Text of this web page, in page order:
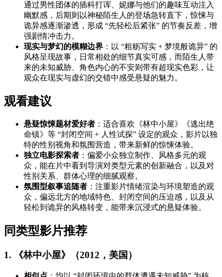
通过男性团体的插科打诨、妮娜与他们的趣味互动注入
幽默感，后期则以神秘陌生人的登场急转直下，惊悚与
诡异感逐渐渗透，形成 “先轻松后紧张” 的节奏反差，增
强剧情冲击力。
现实与梦幻的模糊边界 ：以 “粗粝写实 + 梦境般诡异” 的
风格呈现故事，日常相处的细节真实可感，而陌生人带
来的未知威胁、角色内心的不安则带有超现实色彩，让
观众在现实与虚幻的交错中感受悬疑的魅力。
观看建议
悬疑惊悚题材爱好者 ：适合喜欢《林中小屋》《逃出绝
命镇》等 “封闭空间 + 人性试探” 设定的观众，影片以独
特的性别视角和氛围营造，带来新鲜的惊悚体验。
独立电影探索者 ：偏爱小众独立制作、风格多元的观
众，能在片中看到导演对类型元素的创新融合，以及对
性别关系、群体心理的细腻观察。
氛围型叙事追随者 ：注重影片情绪渲染与环境塑造的观
众，偏远北方的地域特色、封闭空间的压迫感，以及从
轻松到诡异的风格转变，能带来沉浸式的悬疑体验。
同类型影片推荐
1. 《林中小屋》（2012，美国）